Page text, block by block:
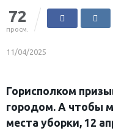
72
просм.
11/04/2025
Горисполком
городом. А чтобы
места уборки, 12